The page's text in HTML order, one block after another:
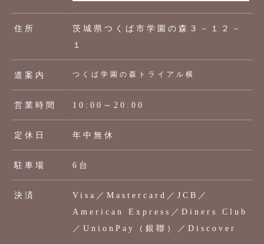
住所
茨城県つくば市学園の森３－１２－
１
道案内 つくば学園の森トライアル横
営業時間 10:00～20:00
定休日 年中無休
駐車場 6台
決済
Visa／Mastercard／JCB／
American Express／Diners Club
／UnionPay（銀聯）／Discover